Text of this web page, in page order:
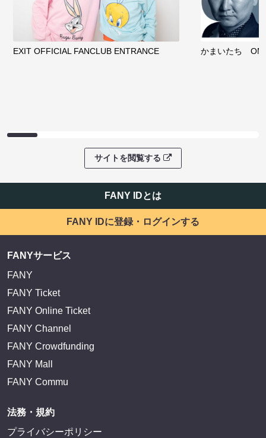
EXIT OFFICIAL FANCLUB ENTRANCE かまいたち
サイトを閲覧する
FANY IDとは
FANY IDに登録・ログインする
FANYサービス
FANY
FANY Ticket
FANY Online Ticket
FANY Channel
FANY Crowdfunding
FANY Mall
FANY Commu
法務・規約
プライバシーポリシー